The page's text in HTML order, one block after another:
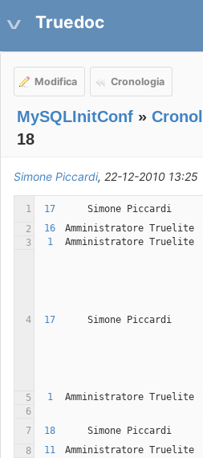
Truedoc
Modifica Cronologia
MySQLInitConf »
18
Simone Piccardi, 22-12-2010 13:25
1 17 Simone Piccardi
2
16
Amministratore Truelite
3
1 Amministratore Truelite
4 17 Simone Piccardi
5
1
Amministratore Truelite
6
7
18 Simone Piccardi
8
11 Amministratore Truelite